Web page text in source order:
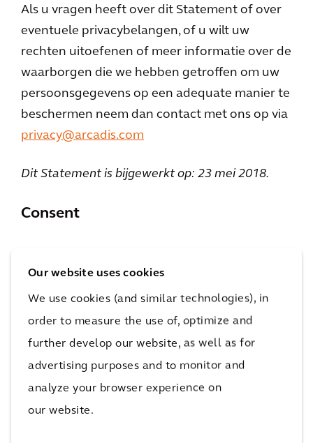
Our website uses cookies
We use cookies (and similar technologies), in
order to measure the use of, optimize and
further develop our website, as well as for
advertising purposes and to monitor and
analyze your browser experience on
our website.
Als u vragen heeft over dit Statement of over
eventuele privacybelangen, of u wilt uw
rechten uitoefenen of meer informatie over de
waarborgen die we hebben getroffen om uw
persoonsgegevens op een adequate manier te
beschermen neem dan contact met ons op via
privacy@arcadis.com
Dit Statement is bijgewerkt op: 23 mei 2018.
Consent
Your consent applies to the following
careers.arcadis.com, connect.arcadis.com,
Your current state: Deny.
Cookie declaration last updated on